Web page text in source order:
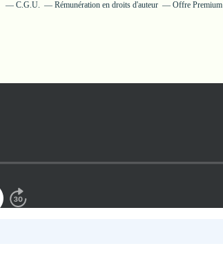
C.G.U. Rémunération en droits d'auteur Offre Premium